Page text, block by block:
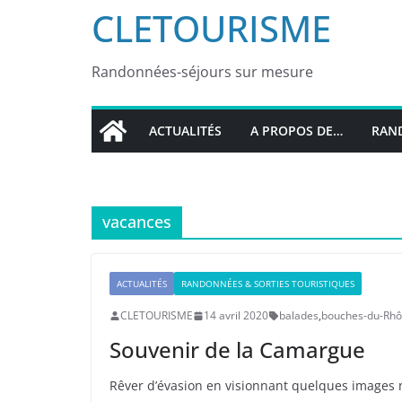
CLETOURISME
Randonnées-séjours sur mesure
ACTUALITÉS A PROPOS DE…
vacances
ACTUALITÉS RANDONNÉES & SORTIES TOURISTIQUES
CLETOURISME 14 avril 2020 balades,bouches-du-
Souvenir de la Camargue
Rêver d’évasion en visionnant quelques